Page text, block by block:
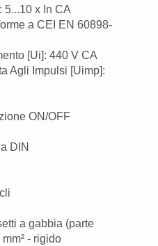
5...10 x In CA
a CEI EN 60898-
[Ui]: 440 V CA
Agli Impulsi [Uimp]:
ON/OFF
DIN
a gabbia (parte
- rigido